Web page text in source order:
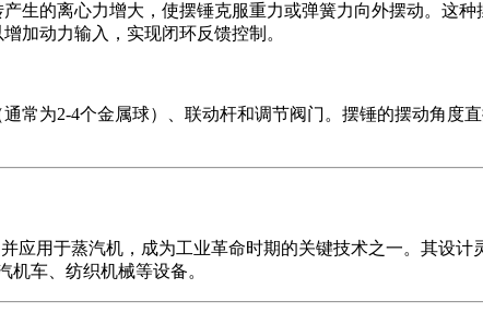
生的离心力增大，使摆锤克服重力或弹簧力向外摆动。这
加动力输入，实现闭环反馈控制。
常为2-4个金属球）、联动杆和调节阀门。摆锤的摆动角度
应用于蒸汽机，成为工业革命时期的关键技术之一。其设
机车、纺织机械等设备。